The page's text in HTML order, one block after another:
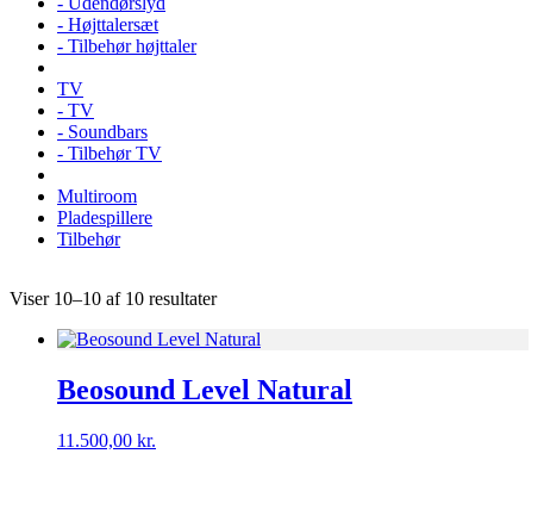
- Højttalersæt
- Tilbehør højttaler
TV
- TV
- Soundbars
- Tilbehør TV
Multiroom
Pladespillere
Tilbehør
Viser 10–10 af 10 resultater
Beosound Level Natural
11.500,00 kr.